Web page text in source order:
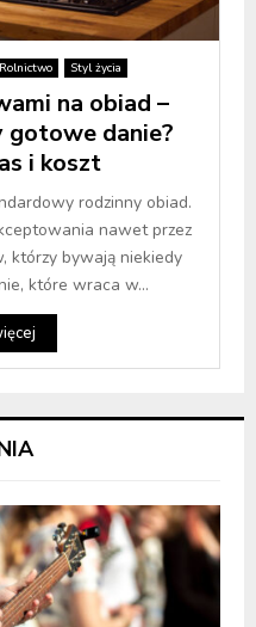
Rolnictwo Styl życia
na obiad –
gotowe danie?
i koszt
rodzinny obiad.
nawet przez
którzy bywają niekiedy
które wraca w...